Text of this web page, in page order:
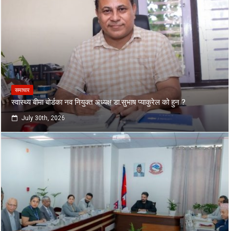
समाचार
स्वास्थ्य बीमा बोर्डका नव नियुक्त अध्यक्ष डा.सुभाष प्याकुरेल को हुन ?
July 30th, 2026